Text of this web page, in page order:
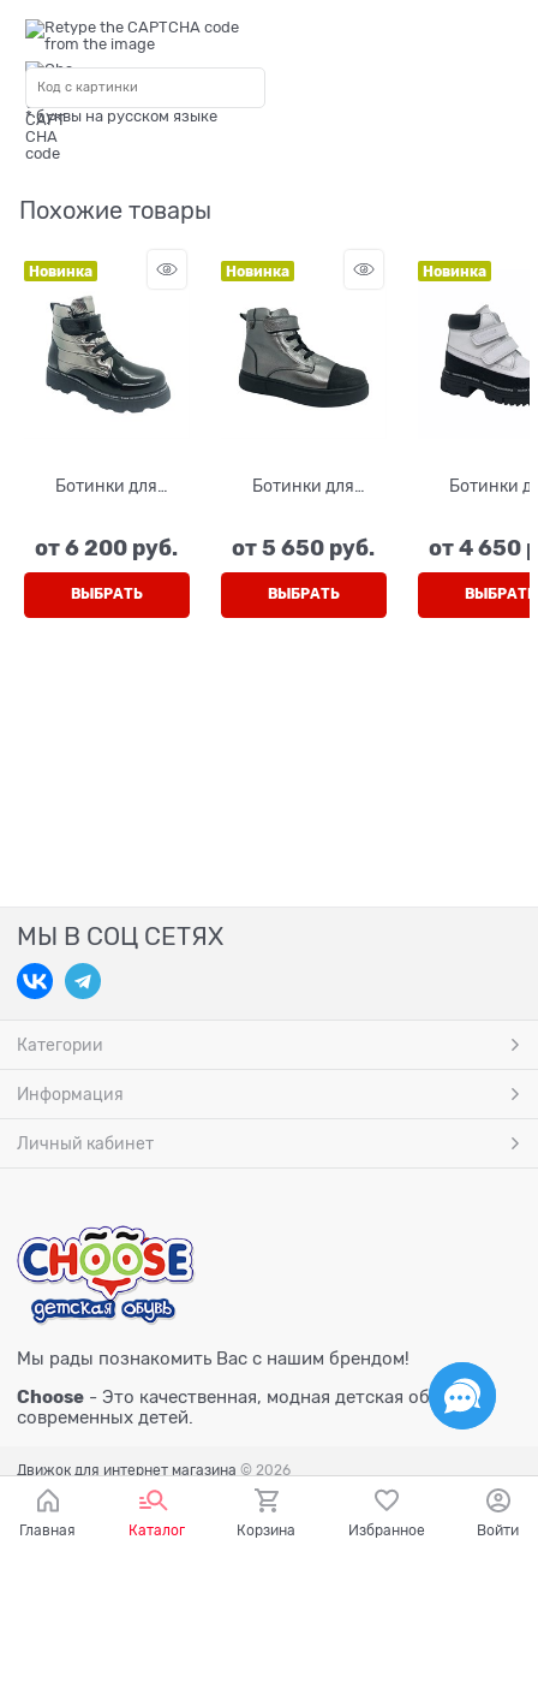
* буквы на русском языке
Похожие товары
Новинка
Ботинки для
серебристый, на
липучке/шнурки
от6 200 руб.
ВЫБРАТЬ
Новинка
Ботинки для
липучке/шнурки
от5 650 руб.
ВЫБРАТЬ
Новинка
Ботинки
от4 650
ВЫБРАТЬ
МЫ В СОЦ СЕТЯХ
Категории
Информация
Личный кабинет
Мы рады познакомить Вас с нашим брендом!
Choose - Это качественная, модная детская обувь для
современных детей.
Движок для интернет магазина © 2026
Главная Каталог Корзина Избранное Войти